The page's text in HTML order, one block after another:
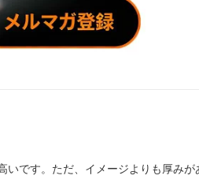
です。ただ、イメージよりも厚み